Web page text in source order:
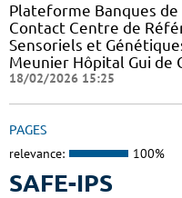
Plateforme Banques
Contact Centre de
Sensoriels et
Meunier Hôpital Gui de
18/02/2026 15:25
PAGES
relevance: 100%
SAFE-IPS